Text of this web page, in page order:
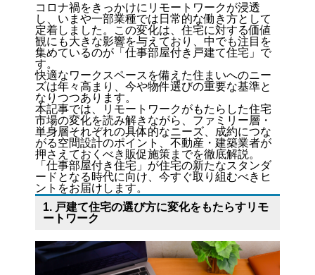
コロナ禍をきっかけにリモートワークが浸透
し、いまや一部業種では日常的な働き方として
定着しました。この変化は、住宅に対する価値
観にも大きな影響を与えており、中でも注目を
集めているのが「仕事部屋付き戸建て住宅」で
す。
快適なワークスペースを備えた住まいへのニー
ズは年々高まり、今や物件選びの重要な基準と
なりつつあります。
本記事では、リモートワークがもたらした住宅
市場の変化を読み解きながら、ファミリー層・
単身層それぞれの具体的なニーズ、成約につな
がる空間設計のポイント、不動産・建築業者が
押さえておくべき販促施策までを徹底解説。
「仕事部屋付き住宅」が住宅の新たなスタンダ
ードとなる時代に向け、今すぐ取り組むべきヒ
ントをお届けします。
1. 戸建て住宅の選び方に変化をもたらすリモ
ートワーク